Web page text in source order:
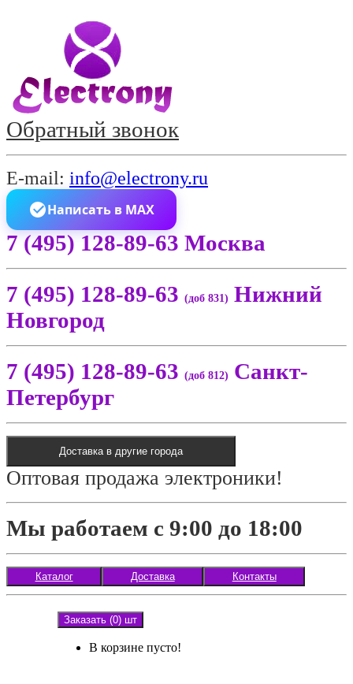
Обратный звонок
E-mail: info@electrony.ru
Написать в MAX
7 (495) 128-89-63 Москва
7 (495) 128-89-63 (доб 831) Нижний
Новгород
7 (495) 128-89-63 (доб 812) Санкт-
Петербург
Доставка в другие города
Оптовая продажа электроники!
Мы работаем с 9:00 до 18:00
Каталог Доставка Контакты
Заказать (0) шт
В корзине пусто!